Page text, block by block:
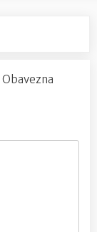
Obavezna